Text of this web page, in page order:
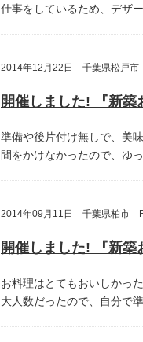
仕事をしているため、デザ
2014年12月22日 千葉県松戸
準備や後片付け無しで、美
間をかけなかったので、ゆ
2014年09月11日 千葉県柏市
お料理はとてもおいしかっ
大人数だったので、自分で